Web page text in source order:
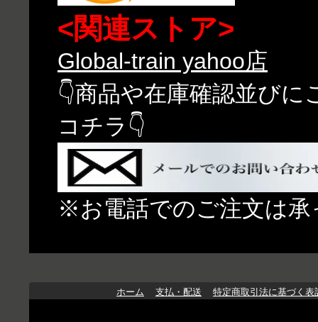
<関連ストア>
Global-train yahoo店
👇商品や在庫確認並び
コチラ👇
※お電話でのご注文は
ホーム 支払・配送 特定商取引法に基づく表